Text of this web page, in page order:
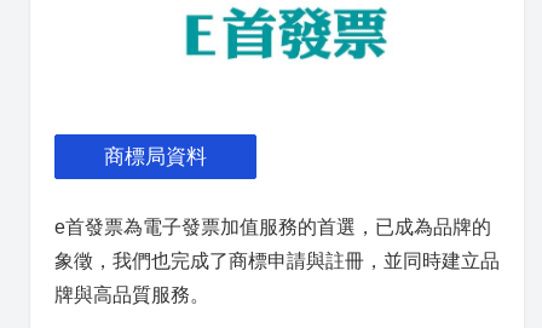
商標局資料
e首發票為電子發票加值服務的首選，已成為品牌的
象徵，我們也完成了商標申請與註冊，並同時建立品
牌與高品質服務。